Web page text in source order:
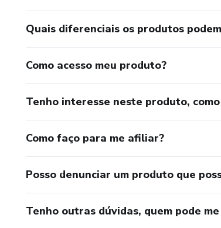
Quais diferenciais os produtos
Como acesso meu produto?
Tenho interesse neste produto,
Como faço para me afiliar?
Posso denunciar um produto que
Tenho outras dúvidas, quem pode